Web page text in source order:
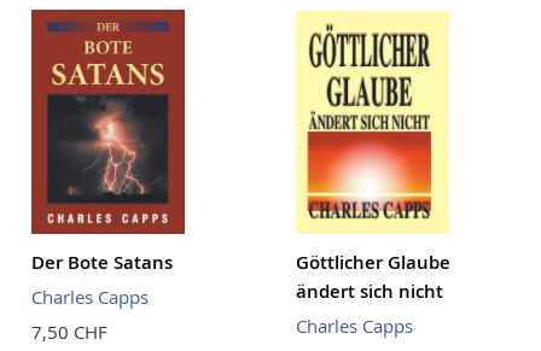
Der Bote Satans
Charles Capps
7,50 CHF
Göttlicher Glaube
ändert sich nicht
Charles Capps